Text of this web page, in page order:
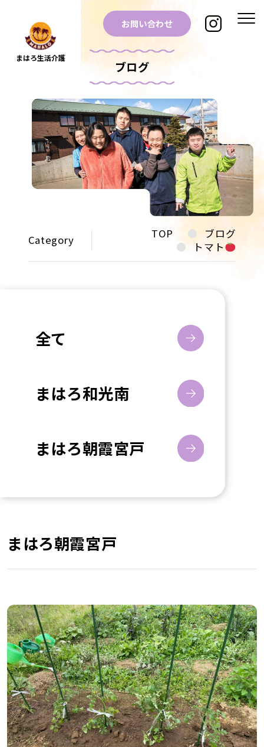
まはろ生活介護
お問い合わせ
ブログ
Category TOP
ブログ
トマト
まはろ朝霞宮戸
全て
まはろ和光南
まはろ朝霞宮戸